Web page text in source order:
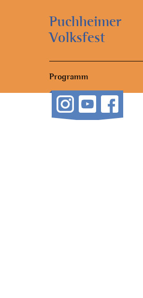
Puchheimer
Volksfest
Programm